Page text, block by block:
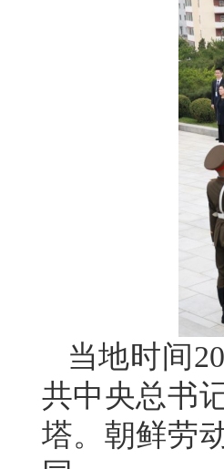
当地时间
共中央总书
塔。朝鲜劳